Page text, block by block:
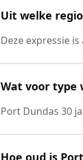
Uit welke
Deze expressie
Wat voor type
Port Dundas 30
Hoe oud is